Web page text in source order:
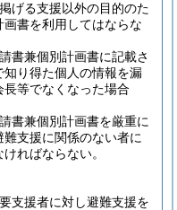
げる支援以外の目的のた
書を利用してはならな
書兼個別計画書に記載さ
り得た個人の情報を漏
長等でなくなった場合
書兼個別計画書を厳重に
支援に関係のない者に
ればならない。
支援者に対し避難支援を